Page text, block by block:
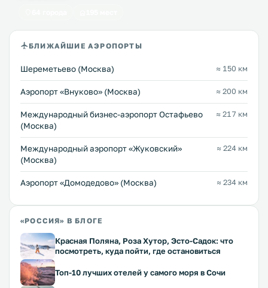
БЛИЖАЙШИЕ АЭРОПОРТЫ
Шереметьево (Москва) ≈ 150 км
Аэропорт «Внуково» (Москва) ≈ 200 км
Международный бизнес-аэропорт Остафьево
(Москва)
≈ 217 км
Международный аэропорт «Жуковский»
(Москва)
≈ 224 км
Аэропорт «Домодедово» (Москва) ≈ 234 км
«РОССИЯ» В БЛОГЕ
Красная Поляна, Роза Хутор, Эсто-Садок: что
посмотреть, куда пойти, где остановиться
Топ-10 лучших отелей у самого моря в Сочи